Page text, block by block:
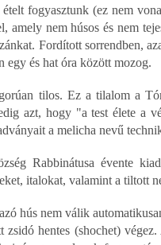
ételt fogyasztunk (ez nem
amely nem húsos és nem
Fordított sorrendben,
egy és hat óra között mozog.
tilos. Ez a tilalom a
azt, hogy "a test élete a
a melicha nevű
Rabbinátusa évente
italokat, valamint a tiltott
hús nem válik
zsidó hentes (shochet)